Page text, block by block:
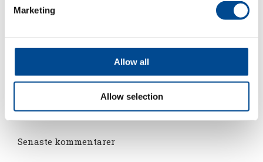
Marketing
Allow all
Allow selection
FacebookLinkedIn
E-
Senaste kommentarer